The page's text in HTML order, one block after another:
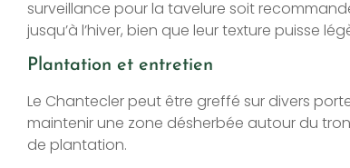
surveillance pour la tavelure soit
jusqu’à l’hiver, bien que leur texture puisse
Plantation et entretien
Le Chantecler peut être greffé sur divers
maintenir une zone désherbée autour du
de plantation.